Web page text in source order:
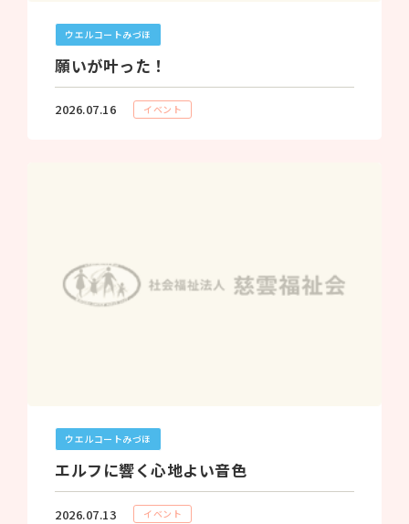
ウエルコートみづほ
願いが叶った！
2026.07.16 イベント
ウエルコートみづほ
エルフに響く心地よい音色
2026.07.13 イベント